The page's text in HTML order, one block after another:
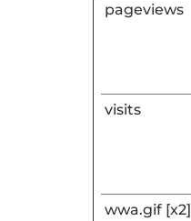
pageviews
visits
wwa.gif [x2]